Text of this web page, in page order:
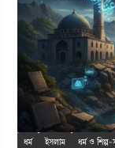
ধর্ম ইসলাম ধর্ম ও শিল্প-